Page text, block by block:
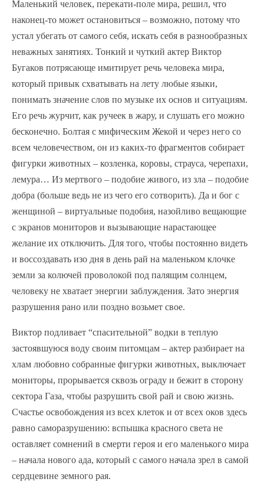
Маленький человек, перекати-поле мира, решил, что
наконец-то может остановиться – возможно, потому что
устал убегать от самого себя, искать себя в разнообразных
неважных занятиях. Тонкий и чуткий актер Виктор
Бугаков потрясающе имитирует речь человека мира,
который привык схватывать на лету любые языки,
понимать значение слов по музыке их основ и ситуациям.
Его речь журчит, как ручеек в жару, и слушать его можно
бесконечно. Болтая с мифическим Жекой и через него со
всем человечеством, он из каких-то фрагментов собирает
фигурки животных – козленка, коровы, страуса, черепахи,
лемура… Из мертвого – подобие живого, из зла – подобие
добра (больше ведь не из чего его сотворить). Да и бог с
женщиной – виртуальные подобия, назойливо вещающие
с экранов мониторов и вызывающие нарастающее
желание их отключить. Для того, чтобы постоянно видеть
и воссоздавать изо дня в день рай на маленьком клочке
земли за колючей проволокой под палящим солнцем,
человеку не хватает энергии заблуждения. Зато энергия
разрушения рано или поздно возьмет свое.
Виктор подливает “спасительной” водки в теплую
застоявшуюся воду своим питомцам – актер разбирает на
хлам любовно собранные фигурки животных, выключает
мониторы, прорывается сквозь ограду и бежит в сторону
сектора Газа, чтобы разрушить свой рай и свою жизнь.
Счастье освобождения из всех клеток и от всех оков здесь
равно саморазрушению: вспышка красного света не
оставляет сомнений в смерти героя и его маленького мира
– начала нового ада, который с самого начала зрел в самой
сердцевине земного рая.